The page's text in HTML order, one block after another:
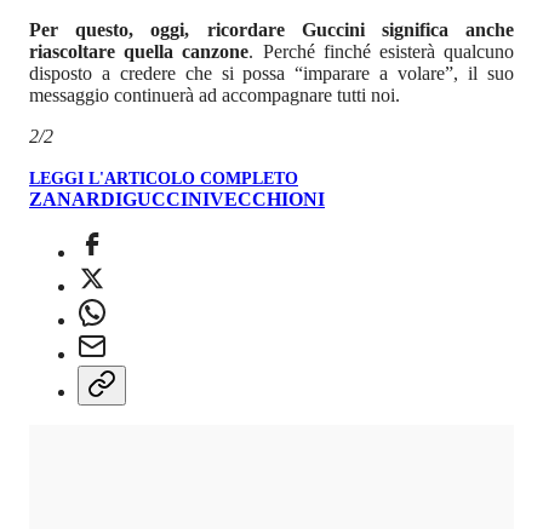
Per questo, oggi, ricordare Guccini significa anche
riascoltare quella canzone. Perché finché esisterà qualcuno
disposto a credere che si possa “imparare a volare”, il suo
messaggio continuerà ad accompagnare tutti noi.
2/2
LEGGI L'ARTICOLO COMPLETO
ZANARDIGUCCINIVECCHIONI